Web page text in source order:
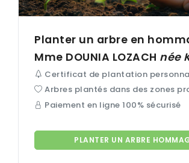
Planter un arbre en
Mme DOUNIA LOZACH née
Certificat de plantation
Arbres plantés dans des zones
Paiement en ligne 100% sécurisé
PLANTER UN ARBRE